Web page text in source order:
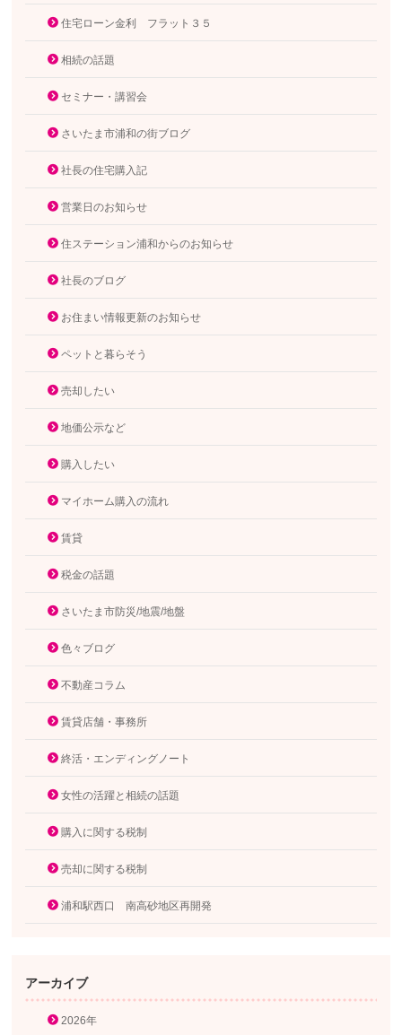
住宅ローン金利 フラット３５
相続の話題
セミナー・講習会
さいたま市浦和の街ブログ
社長の住宅購入記
営業日のお知らせ
住ステーション浦和からのお知らせ
社長のブログ
お住まい情報更新のお知らせ
ペットと暮らそう
売却したい
地価公示など
購入したい
マイホーム購入の流れ
賃貸
税金の話題
さいたま市防災/地震/地盤
色々ブログ
不動産コラム
賃貸店舗・事務所
終活・エンディングノート
女性の活躍と相続の話題
購入に関する税制
売却に関する税制
浦和駅西口 南高砂地区再開発
アーカイブ
2026年